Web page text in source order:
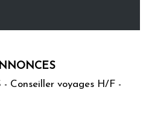
- Conseiller voyages H/F -